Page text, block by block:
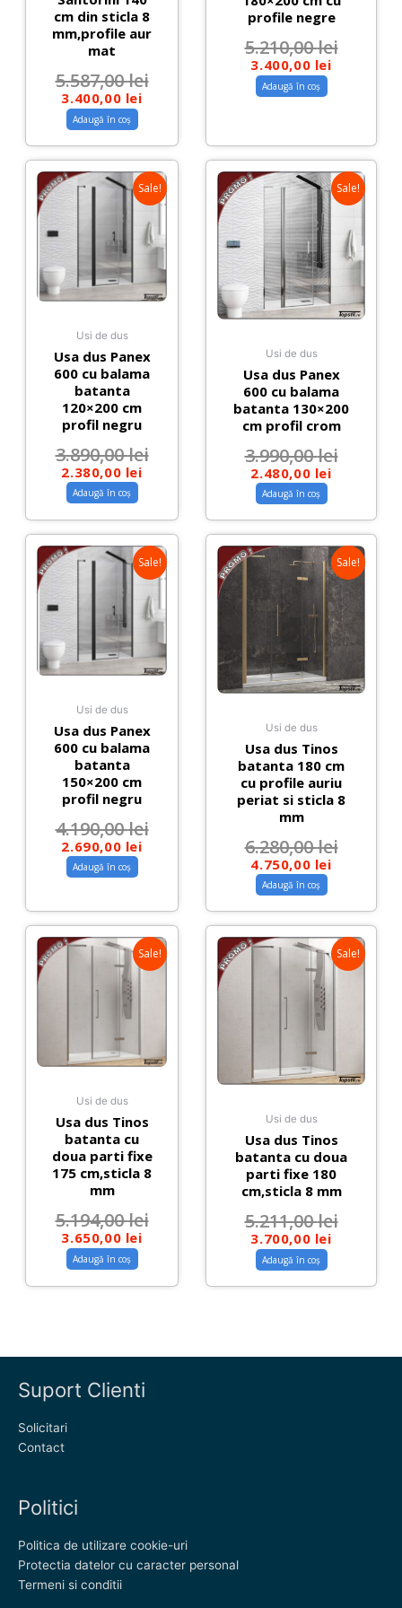
cm din sticla 8
mm,profile aur
mat
5.587,00lei
3.400,00 lei
Adaugă în coș
profile negre
5.210,00lei
3.400,00 lei
Adaugă în coș
Sale!
Usi de dus
Usa dus Panex
600 cu balama
batanta
120×200 cm
profil negru
3.890,00lei
2.380,00 lei
Adaugă în coș
Sale!
Usi de dus
Usa dus Panex
600 cu balama
batanta 130×200
cm profil crom
3.990,00lei
2.480,00 lei
Adaugă în coș
Sale!
Usi de dus
Usa dus Panex
600 cu balama
batanta
150×200 cm
profil negru
4.190,00lei
2.690,00 lei
Adaugă în coș
Sale!
Usi de dus
Usa dus Tinos
batanta 180 cm
cu profile auriu
periat si sticla 8
mm
6.280,00lei
4.750,00 lei
Adaugă în coș
Sale!
Usi de dus
Usa dus Tinos
batanta cu
doua parti fixe
175 cm,sticla 8
mm
5.194,00lei
3.650,00 lei
Adaugă în coș
Sale!
Usi de dus
Usa dus Tinos
batanta cu doua
parti fixe 180
cm,sticla 8 mm
5.211,00lei
3.700,00 lei
Adaugă în coș
Suport Clienti
Solicitari
Contact
Politici
Politica de utilizare cookie-uri
Protectia datelor cu caracter personal
Termeni si conditii